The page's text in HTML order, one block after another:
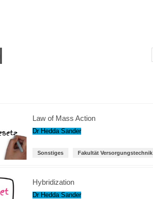
Law of Mass Action
Dr Hedda Sander
Sonstiges Fakultät Versorgungstechnik
Hybridization
Dr Hedda Sander